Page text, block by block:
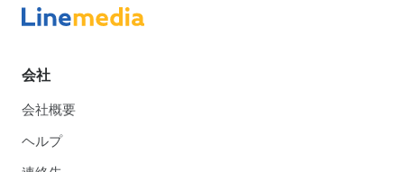
会社
会社概要
ヘルプ